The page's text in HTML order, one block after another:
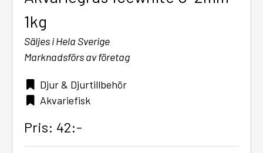
1kg
Säljes i Hela Sverige
Marknadsförs av företag
Djur & Djurtillbehör
Akvariefisk
Pris: 42:-